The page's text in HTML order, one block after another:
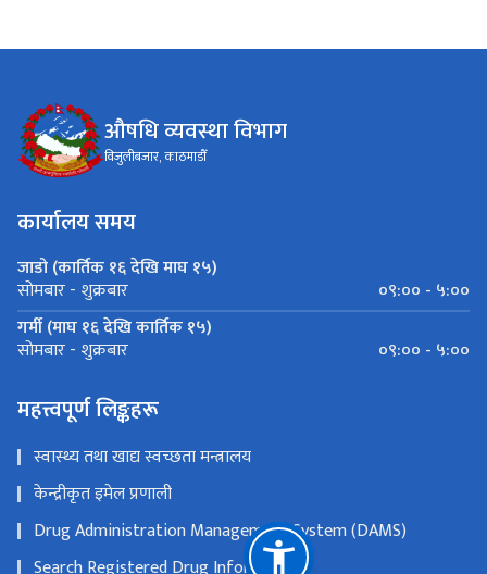
औषधि व्यवस्था विभाग
विजुलीबजार, काठमाडौँ
कार्यालय समय
जाडो (कार्तिक १६ देखि माघ १५)
सोमबार - शुक्रबार
०९:०० - ५:००
गर्मी (माघ १६ देखि कार्तिक १५)
सोमबार - शुक्रबार ०९:०० - ५:००
महत्त्वपूर्ण लिङ्कहरू
स्वास्थ्य तथा खाद्य स्वच्छता मन्त्रालय
केन्द्रीकृत इमेल प्रणाली
Drug Administration Management System (DAMS)
Search Registered Drug Information